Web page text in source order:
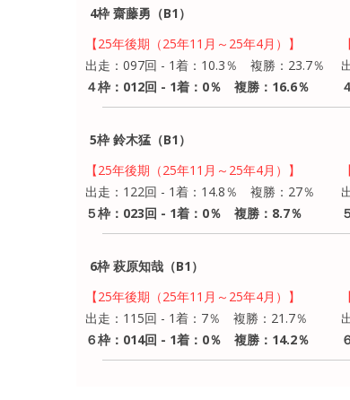
4枠 齋藤勇（B1）
【25年後期（25年11月～25年4月）】
出走：097回 - 1着：10.3％ 複勝：23.7％
４枠：012回 - 1着：0％ 複勝：16.6％
5枠 鈴木猛（B1）
【25年後期（25年11月～25年4月）】
出走：122回 - 1着：14.8％ 複勝：27％
５枠：023回 - 1着：0％ 複勝：8.7％
6枠 萩原知哉（B1）
【25年後期（25年11月～25年4月）】
出走：115回 - 1着：7％ 複勝：21.7％
６枠：014回 - 1着：0％ 複勝：14.2％